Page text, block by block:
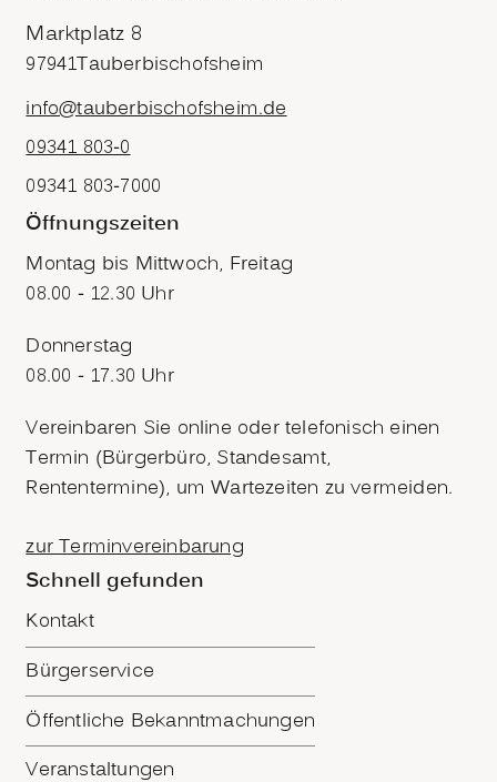
Marktplatz 8
97941Tauberbischofsheim
info@tauberbischofsheim.de
09341 803-0
09341 803-7000
Öffnungszeiten
Montag bis Mittwoch, Freitag
08.00 - 12.30 Uhr
Donnerstag
08.00 - 17.30 Uhr
Vereinbaren Sie online oder telefonisch einen
Termin (Bürgerbüro, Standesamt,
Rententermine), um Wartezeiten zu vermeiden.
zur Terminvereinbarung
Schnell gefunden
Kontakt
Bürgerservice
Öffentliche Bekanntmachungen
Veranstaltungen